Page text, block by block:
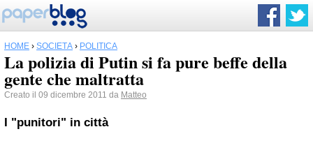
HOME › SOCIETÀ › POLITICA
La polizia di Putin si fa pure beffe della
gente che maltratta
Creato il 09 dicembre 2011 da Matteo
I "punitori" in città